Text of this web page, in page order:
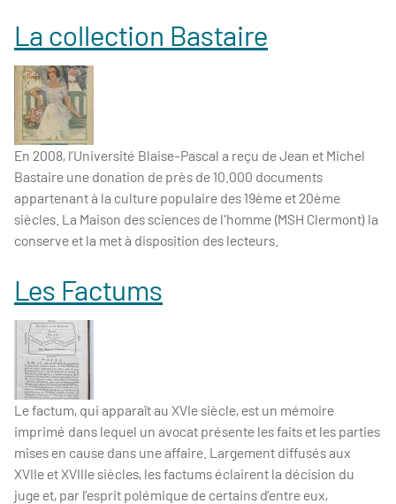
La collection Bastaire
En 2008, l’Université Blaise-Pascal a reçu de Jean et Michel
Bastaire une donation de près de 10.000 documents
appartenant à la culture populaire des 19ème et 20ème
siècles. La Maison des sciences de l'homme (MSH Clermont) la
conserve et la met à disposition des lecteurs.
Les Factums
Le factum, qui apparaît au XVIe siècle, est un mémoire
imprimé dans lequel un avocat présente les faits et les parties
mises en cause dans une affaire. Largement diffusés aux
XVIIe et XVIIIe siècles, les factums éclairent la décision du
juge et, par l’esprit polémique de certains d’entre eux,